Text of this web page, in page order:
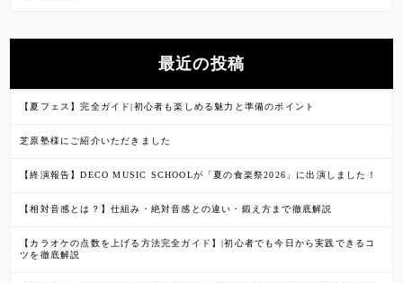
最近の投稿
【夏フェス】完全ガイド|初心者も楽しめる魅力と準備のポイント
芝原塾様にご紹介いただきました
【終演報告】DECO MUSIC SCHOOLが「夏の食楽祭2026」に出演しました！
【相対音感とは？】仕組み・絶対音感との違い・鍛え方まで徹底解説
【カラオケの点数を上げる方法完全ガイド】|初心者でも今日から実践できるコ
ツを徹底解説